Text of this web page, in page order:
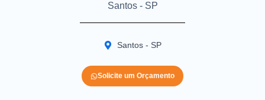
Santos - SP
Santos - SP
Solicite um Orçamento